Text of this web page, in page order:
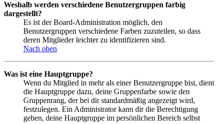
Weshalb werden verschiedene Benutzergruppen farbig
dargestellt?
Es ist der Board-Administration möglich, den
Benutzergruppen verschiedene Farben zuzuteilen, so dass
deren Mitglieder leichter zu identifizieren sind.
Nach oben
Was ist eine Hauptgruppe?
Wenn du Mitglied in mehr als einer Benutzergruppe bist, dient
die Hauptgruppe dazu, deine Gruppenfarbe sowie den
Gruppenrang, der bei dir standardmäßig angezeigt wird,
festzulegen. Ein Administrator kann dir die Berechtigung
geben, deine Hauptgruppe im persönlichen Bereich selbst